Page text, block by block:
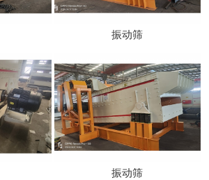
振动筛
振动筛